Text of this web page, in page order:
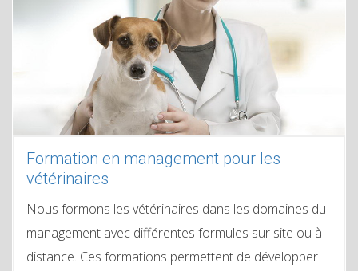
Formation en management pour les
vétérinaires
Nous formons les vétérinaires dans les domaines du
management avec différentes formules sur site ou à
distance. Ces formations permettent de développer